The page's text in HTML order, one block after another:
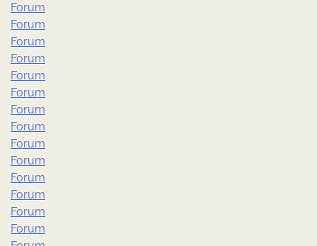
Forum
Forum
Forum
Forum
Forum
Forum
Forum
Forum
Forum
Forum
Forum
Forum
Forum
Forum